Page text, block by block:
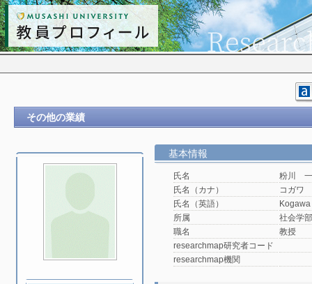
その他の業績
基本情報
氏名
粉川
氏名（カナ）
コガワ
氏名（英語）
所属
社会学
職名
教授
researchmap研究者コード
researchmap機関